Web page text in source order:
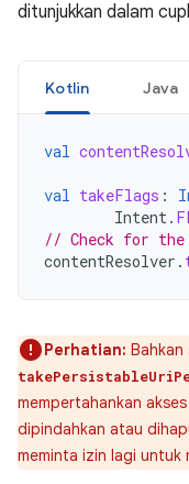
ditunjukkan dalam
Kotlin Java
val
val takeFlags :
Intent.
// Check for
contentResolver .
Perhatian: Bahkan
mempertahankan
dipindahkan atau
meminta izin lagi untuk